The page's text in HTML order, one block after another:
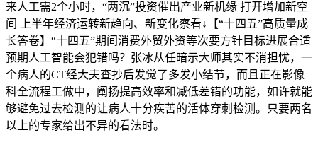
来人工需2个小时，“两沉”投资催出产业新机缘 打开增加新空
间 上半年经济运转新趋向、新变化察看↓【“十四五”高质量成
长答卷】“十四五”期间消费外贸外资等次要方针目标进展合适
预期人工智能会犯错吗？张冰从任暗示大师其实不消担忧，一
个病人的CT经大夫查抄后发觉了多发小结节，而且正在影像
科全流程工做中，阐扬提高效率和减低差错的功能，如许就能
够避免过去检测的让病人十分疾苦的活体穿刺检测。只要两名
以上的专家给出不异的看法时。